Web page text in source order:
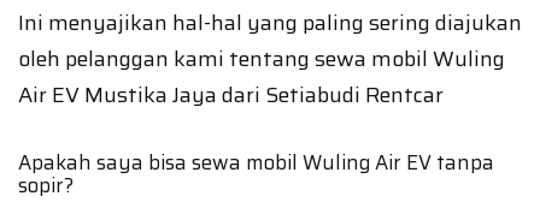
Ini menyajikan hal-hal yang paling sering diajukan
oleh pelanggan kami tentang sewa mobil Wuling
Air EV Mustika Jaya dari Setiabudi Rentcar
Apakah saya bisa sewa mobil Wuling Air EV tanpa
sopir?